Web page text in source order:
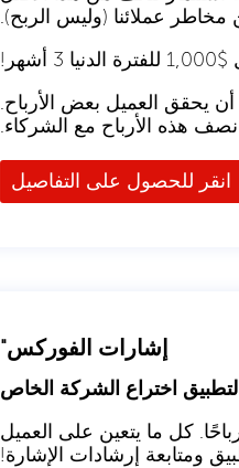
مخاطر عملائنا (وليس الربح).
يحقق العميل بعض الأرباح.
هذه الأرباح مع الشركاء.
انقر للحصول على التفاصيل
إشارات الفوركس"
اختراع الشركة الخاص
تجلب أرباحًا. كل ما يتعين على العميل
ومتابعة إرشادات الإشارة!